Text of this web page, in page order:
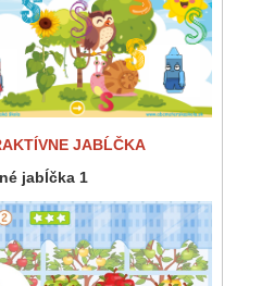
JABĹČKA
jabĺčka 1